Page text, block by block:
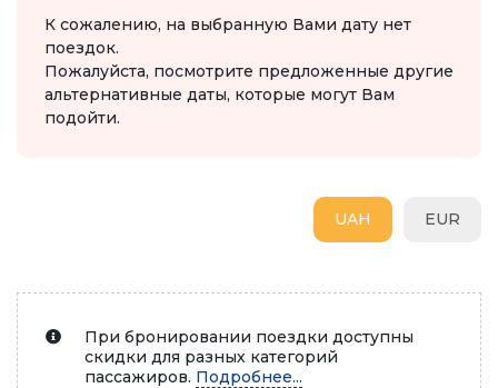
К сожалению, на выбранную Вами дату нет
поездок.
Пожалуйста, посмотрите предложенные другие
альтернативные даты, которые могут Вам
подойти.
EUR
UAH
При бронировании поездки доступны
скидки для разных категорий
пассажиров. Подробнее...